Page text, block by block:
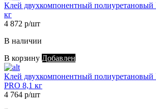
Клей двухкомпонентный
кг
4 872 р/шт
В наличии
В корзину Добавлен
Клей двухкомпонентный
PRO 8,1 кг
4 764 р/шт